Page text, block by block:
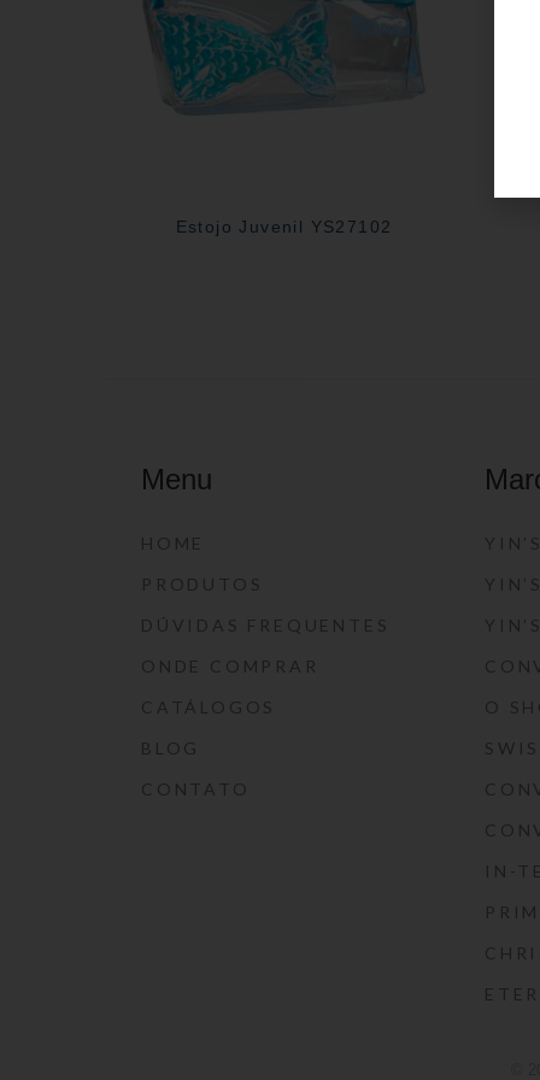
Estojo Juvenil YS27102
Menu
HOME
PRODUTOS
DÚVIDAS FREQUENTES
ONDE COMPRAR
CATÁLOGOS
BLOG
CONTATO
O
IN-